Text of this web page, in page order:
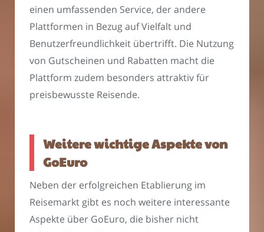
einen umfassenden Service, der andere
Plattformen in Bezug auf Vielfalt und
Benutzerfreundlichkeit übertrifft. Die Nutzung
von Gutscheinen und Rabatten macht die
Plattform zudem besonders attraktiv für
preisbewusste Reisende.
Weitere wichtige Aspekte von
GoEuro
Neben der erfolgreichen Etablierung im
Reisemarkt gibt es noch weitere interessante
Aspekte über GoEuro, die bisher nicht